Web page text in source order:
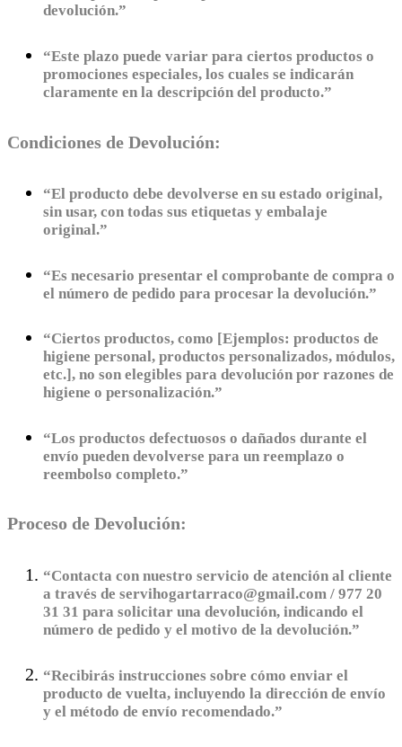
devolución.”
“Este plazo puede variar para ciertos productos o
promociones especiales, los cuales se indicarán
claramente en la descripción del producto.”
Condiciones de Devolución:
“El producto debe devolverse en su estado original,
sin usar, con todas sus etiquetas y embalaje
original.”
“Es necesario presentar el comprobante de compra o
el número de pedido para procesar la devolución.”
“Ciertos productos, como [Ejemplos: productos de
higiene personal, productos personalizados, módulos,
etc.], no son elegibles para devolución por razones de
higiene o personalización.”
“Los productos defectuosos o dañados durante el
envío pueden devolverse para un reemplazo o
reembolso completo.”
Proceso de Devolución:
“Contacta con nuestro servicio de atención al cliente
a través de servihogartarraco@gmail.com / 977 20
31 31 para solicitar una devolución, indicando el
número de pedido y el motivo de la devolución.”
“Recibirás instrucciones sobre cómo enviar el
producto de vuelta, incluyendo la dirección de envío
y el método de envío recomendado.”